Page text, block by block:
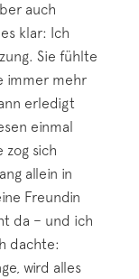
auch
klar: Ich
Sie fühlte
immer mehr
erledigt
einmal
zog sich
allein in
Freundin
da – und ich
dachte:
wird alles